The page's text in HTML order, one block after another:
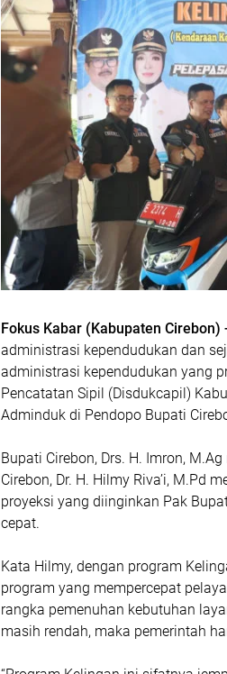
Fokus Kabar (Kabupaten Cirebon)
administrasi kependudukan dan
administrasi kependudukan yang
Pencatatan Sipil (Disdukcapil)
Adminduk di Pendopo Bupati
Bupati Cirebon, Drs. H. Imron,
Cirebon, Dr. H. Hilmy Riva’i, M.Pd
proyeksi yang diinginkan Pak
cepat.
Kata Hilmy, dengan program
program yang mempercepat
rangka pemenuhan kebutuhan
masih rendah, maka pemerintah